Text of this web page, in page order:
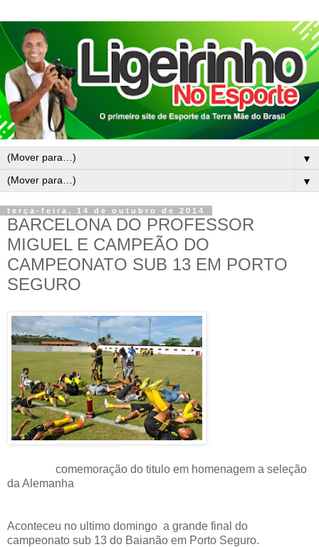
▼
▼
terça-feira, 14 de outubro de 2014
BARCELONA DO PROFESSOR
MIGUEL E CAMPEÃO DO
CAMPEONATO SUB 13 EM PORTO
SEGURO
comemoração do titulo em homenagem a seleção
da Alemanha
Aconteceu no ultimo domingo a grande final do
campeonato sub 13 do Baianão em Porto Seguro.